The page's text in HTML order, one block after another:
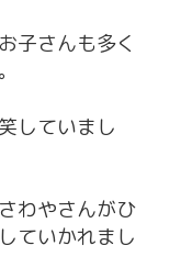
子さんも多く
していまし
わやさんがひ
ていかれまし